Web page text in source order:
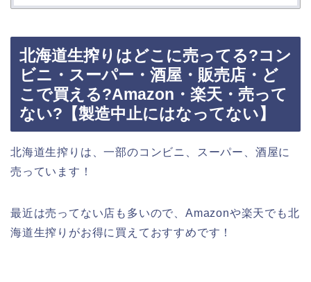
北海道生搾りはどこに売ってる?コン
ビニ・スーパー・酒屋・販売店・ど
こで買える?Amazon・楽天・売って
ない?【製造中止にはなってない】
北海道生搾りは、一部のコンビニ、スーパー、酒屋に
売っています！
最近は売ってない店も多いので、Amazonや楽天でも北
海道生搾りがお得に買えておすすめです！